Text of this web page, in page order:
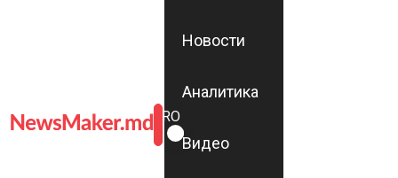
ROMÂNĂ
RU
Новости
Аналитика
Видео